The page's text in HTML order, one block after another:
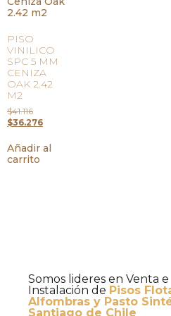
PISO
VINILICO
SPC 5 MM
CENIZA
OAK 2.42
M2
$41.116
$36.276
Añadir al
carrito
Somos lideres en Venta e
Instalación de Pisos
Alfombras y Pasto
Santiago de Chile